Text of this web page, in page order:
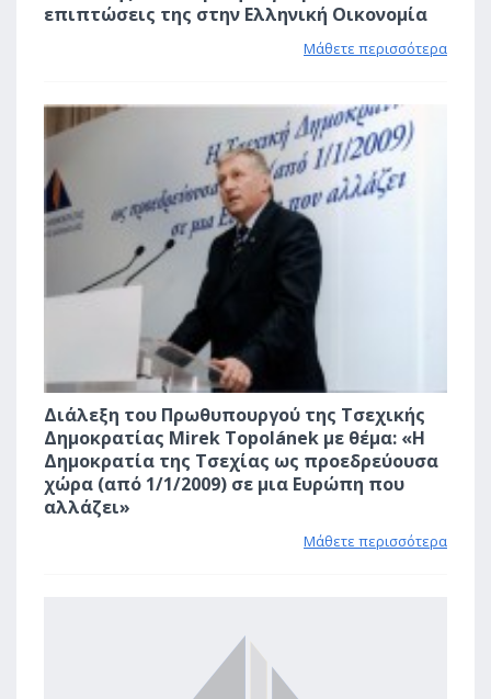
επιπτώσεις της στην Ελληνική Οικονομία
Μάθετε περισσότερα
Διάλεξη του Πρωθυπουργού της Τσεχικής
Δημοκρατίας Mirek Topolánek με θέμα: «Η
Δημοκρατία της Τσεχίας ως προεδρεύουσα
χώρα (από 1/1/2009) σε μια Ευρώπη που
αλλάζει»
Μάθετε περισσότερα